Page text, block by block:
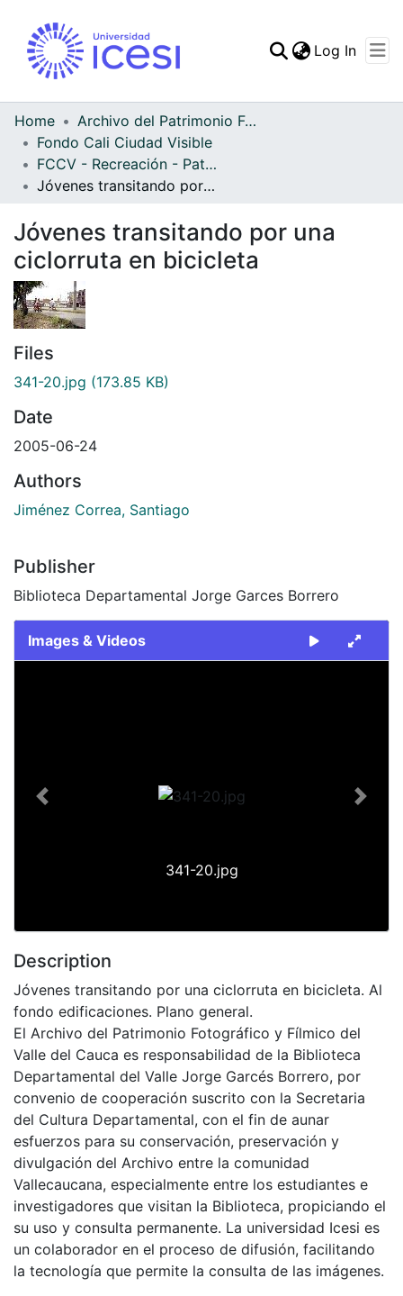
Log In
Home
Archivo del Patrimonio Fotográfico y Fílmico del Valle del Cauca
Fondo Cali Ciudad Visible
FCCV - Recreación - Patrimonial
Jóvenes transitando por una ciclorruta en bicicleta
Jóvenes transitando por una
ciclorruta en bicicleta
Files
341-20.jpg (173.85 KB)
Date
2005-06-24
Authors
Jiménez Correa, Santiago
Publisher
Biblioteca Departamental Jorge Garces Borrero
Images & Videos
341-20.jpg
Previous Next
Description
Jóvenes transitando por una ciclorruta en bicicleta. Al
fondo edificaciones. Plano general.
El Archivo del Patrimonio Fotográfico y Fílmico del
Valle del Cauca es responsabilidad de la Biblioteca
Departamental del Valle Jorge Garcés Borrero, por
convenio de cooperación suscrito con la Secretaria
del Cultura Departamental, con el fin de aunar
esfuerzos para su conservación, preservación y
divulgación del Archivo entre la comunidad
Vallecaucana, especialmente entre los estudiantes e
investigadores que visitan la Biblioteca, propiciando el
su uso y consulta permanente. La universidad Icesi es
un colaborador en el proceso de difusión, facilitando
la tecnología que permite la consulta de las imágenes.